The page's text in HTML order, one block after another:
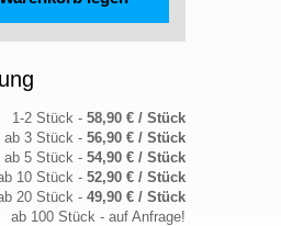
1-2 Stück - 58,90 € / Stück
ab 3 Stück - 56,90 € / Stück
ab 5 Stück - 54,90 € / Stück
10 Stück - 52,90 € / Stück
20 Stück - 49,90 € / Stück
ab 100 Stück - auf Anfrage!